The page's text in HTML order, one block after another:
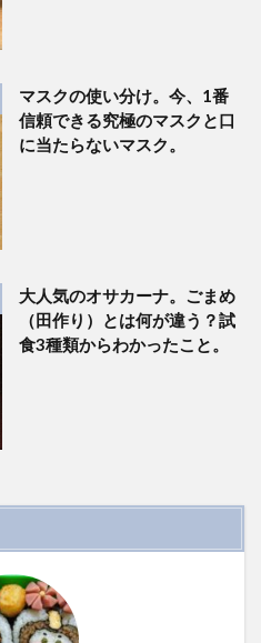
マスクの使い分け。今、1番
信頼できる究極のマスクと口
に当たらないマスク。
大人気のオサカーナ。ごまめ
（田作り）とは何が違う？試
食3種類からわかったこと。